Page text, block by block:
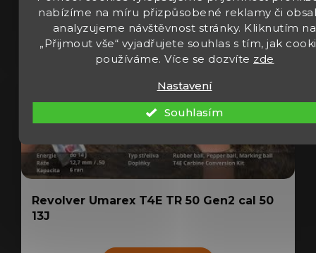
nabízíme na míru přizpůsobené reklamy či
analyzujeme návštěvnost stránky. Kliknutím na
„Přijmout vše“ vyjadřujete souhlas s tím, jak
používáme. Více se dozvíte zde
Nastavení
Souhlasím
Revolver Umarex T4E TR 50 Gen2 cal 50
13J